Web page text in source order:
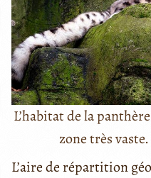
L’habitat de la
zone très
L’aire de répartition